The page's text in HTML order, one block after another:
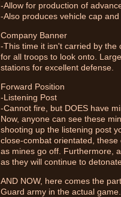
-Allow for production of
-Also produces vehicle cap and
Company Banner
-This time it isn't carried by
for all troops to look onto.
stations for excellent defense.
Forward Position
-Listening Post
-Cannot fire, but DOES have
Now, anyone can see these
shooting up the listening post
close-combat orientated,
as mines go off. Furthermore,
as they will continue to
AND NOW, here comes the
Guard army in the actual